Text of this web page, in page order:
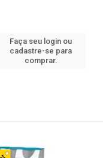
Faça seu login ou
cadastre-se para
comprar.